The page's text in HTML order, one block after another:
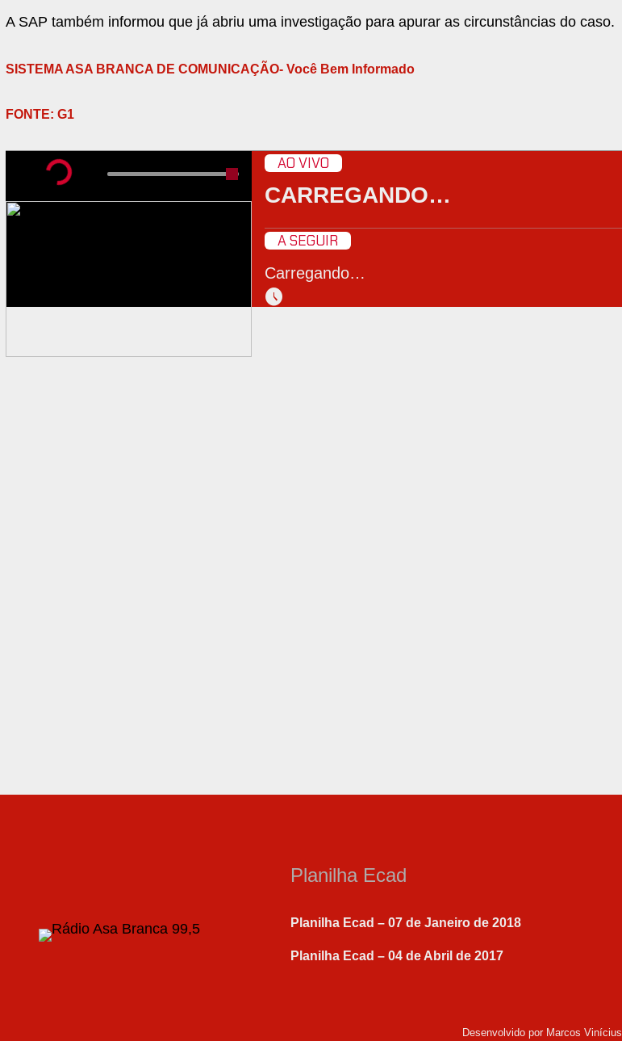
A SAP também informou que já abriu uma investigação para apurar as circunstâncias do caso.
SISTEMA ASA BRANCA DE COMUNICAÇÃO- Você Bem Informado
FONTE: G1
AO VIVO
CARREGANDO…
A SEGUIR
Carregando…
schedule
Planilha Ecad
Planilha Ecad – 07 de Janeiro de 2018
Planilha Ecad – 04 de Abril de 2017
Desenvolvido por Marcos Vinícius